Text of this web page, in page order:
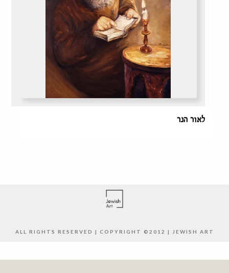
לאור הנר
ALL RIGHTS RESERVED | COPYRIGHT ©2012 | JEWISH ART